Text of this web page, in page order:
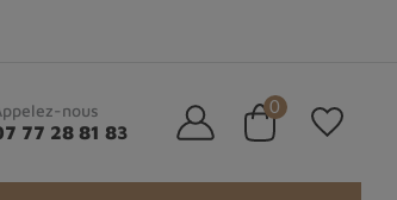
nous
77 28 81 83
0